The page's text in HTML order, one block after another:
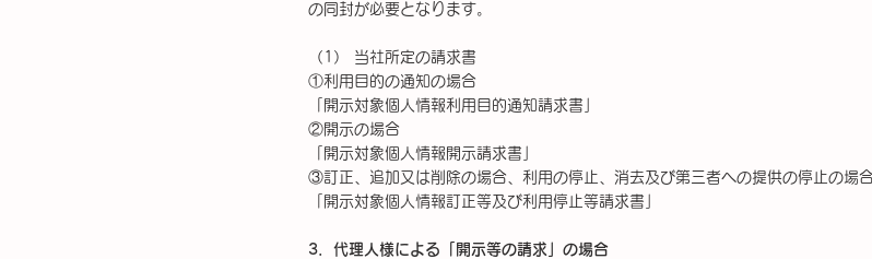
の同封が必要となります。
（1） 当社所定の請求書
①利用目的の通知の場合
「開示対象個人情報利用目的通知請求書」
②開示の場合
「開示対象個人情報開示請求書」
③訂正、追加又は削除の場合、利用の停止、消去及び第三者への提供の停止の場合
「開示対象個人情報訂正等及び利用停止等請求書」
3．代理人様による「開示等の請求」の場合